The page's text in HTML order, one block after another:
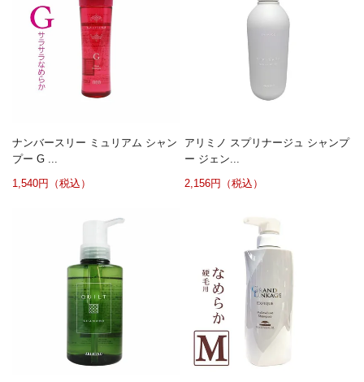
ナンバースリー ミュリアム シャン
プー G ...
1,540円（税込）
アリミノ スプリナージュ シャンプ
ー ジェン...
2,156円（税込）